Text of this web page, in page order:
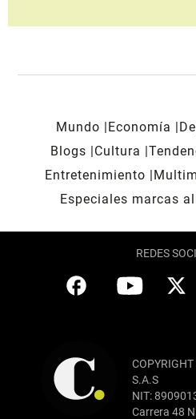
Mundo Economía
Blogs
Cultura
Entretenimiento
Especiales marcas
REDES
S.A.S
NIT:
Carrera 48